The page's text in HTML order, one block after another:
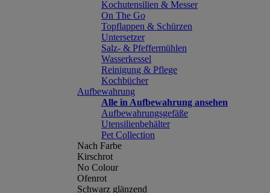
Kochutensilien & Messer
On The Go
Topflappen & Schürzen
Untersetzer
Salz- & Pfeffermühlen
Wasserkessel
Reinigung & Pflege
Kochbücher
Aufbewahrung
Alle in Aufbewahrung ansehen
Aufbewahrungsgefäße
Utensilienbehälter
Pet Collection
Nach Farbe
Kirschrot
No Colour
Ofenrot
Schwarz glänzend